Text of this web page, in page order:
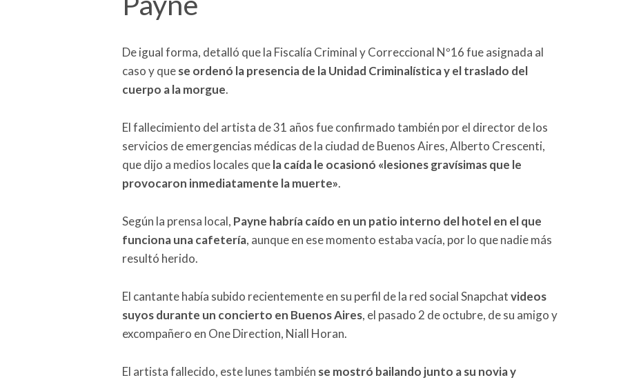
De igual forma, detalló que la Fiscalía Criminal y Correccional Nº16 fue asignada al
caso y quese ordenó la presencia de la Unidad Criminalística y el traslado del
cuerpo a la morgue.
El fallecimiento del artista de 31 años fue confirmado también por el director de los
servicios de emergencias médicas de la ciudad de Buenos Aires, Alberto Crescenti,
que dijo a medios locales quela caída le ocasionó «lesiones gravísimas que le
provocaron inmediatamente la muerte».
Según la prensa local, Payne habría caído en un patio interno del hotel en el que
funciona una cafetería, aunque en ese momento estaba vacía, por lo que nadie más
resultó herido.
El cantante había subido recientemente en su perfil de la red social Snapchatvideos
suyos durante un concierto en Buenos Aires, el pasado 2 de octubre, de su amigo y
excompañero en One Direction, Niall Horan.
El artista fallecido, este lunes también se mostró bailando junto a su novia y